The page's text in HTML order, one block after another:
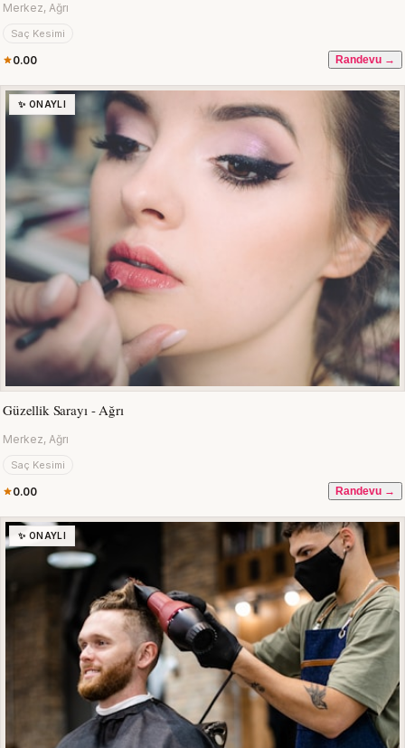
Merkez, Ağrı
Saç Kesimi
0.00 Randevu →
✨ ONAYLI
Güzellik Sarayı - Ağrı
Merkez, Ağrı
Saç Kesimi
0.00 Randevu →
✨ ONAYLI